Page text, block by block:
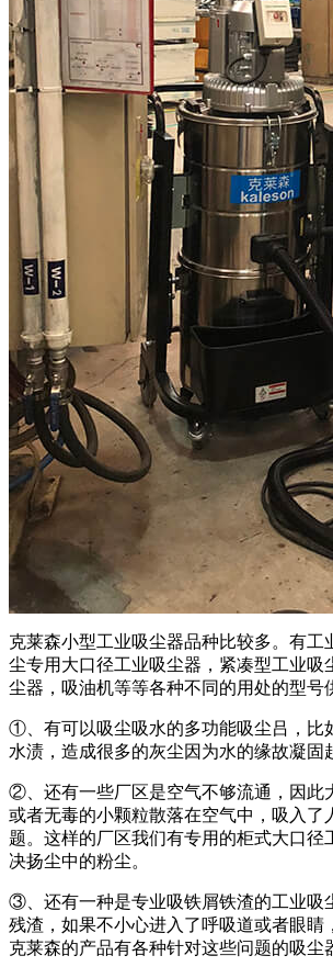
克莱森小型工业吸尘器品种比较多。有工
尘专用大口径工业吸尘器，紧凑型工业吸
尘器，吸油机等等各种不同的用处的型号
①、有可以吸尘吸水的多功能吸尘吕，比
水渍，造成很多的灰尘因为水的缘故凝固
②、还有一些厂区是空气不够流通，因此
或者无毒的小颗粒散落在空气中，吸入了
题。这样的厂区我们有专用的柜式大口径
决扬尘中的粉尘。
③、还有一种是专业吸铁屑铁渣的工业吸
残渣，如果不小心进入了呼吸道或者眼睛
克莱森的产品有各种针对这些问题的吸尘